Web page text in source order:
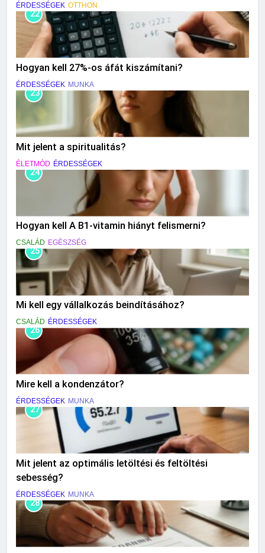
ÉRDESSÉGEK OTTHON
22
Hogyan kell 27%-os áfát kiszámítani?
ÉRDESSÉGEK MUNKA
23
Mit jelent a spiritualitás?
ÉLETMÓD ÉRDESSÉGEK
24
Hogyan kell A B1-vitamin hiányt felismerni?
CSALÁD EGÉSZSÉG
25
Mi kell egy vállalkozás beindításához?
CSALÁD ÉRDESSÉGEK
26
Mire kell a kondenzátor?
ÉRDESSÉGEK MUNKA
27
Mit jelent az optimális letöltési és feltöltési
sebesség?
ÉRDESSÉGEK MUNKA
28